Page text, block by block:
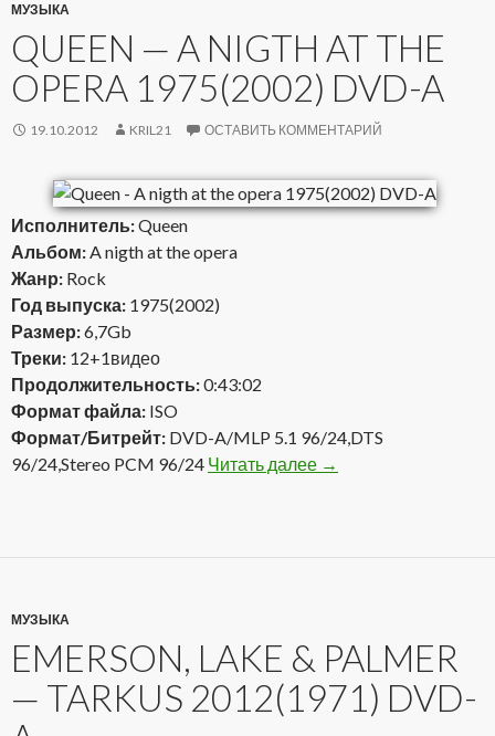
МУЗЫКА
QUEEN — A NIGTH AT THE
OPERA 1975(2002) DVD-A
19.10.2012 KRIL21 ОСТАВИТЬ КОММЕНТАРИЙ
Исполнитель:Queen
Альбом:A nigth at the opera
Жанр: Rock
Год выпуска: 1975(2002)
Размер:6,7Gb
Треки: 12+1видео
Продолжительность:0:43:02
Формат файла: ISO
Формат/Битрейт: DVD-A/MLP 5.1 96/24,DTS
96/24,Stereo PCM 96/24 Читать далее Queen — A nigth at
→
МУЗЫКА
EMERSON, LAKE & PALMER
— TARKUS 2012(1971) DVD-